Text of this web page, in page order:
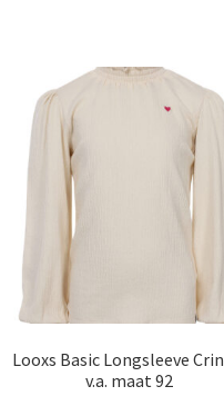
Looxs Basic Longsleeve
v.a. maat 92